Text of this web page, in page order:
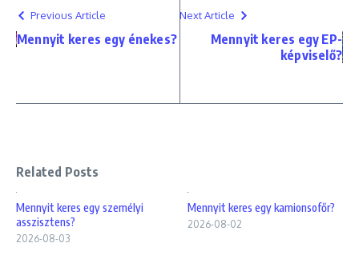
Previous Article
Mennyit keres egy énekes?
Next Article
Mennyit keres egy EP-
képviselő?
Related Posts
Mennyit keres egy személyi
asszisztens?
2026-08-03
Mennyit keres egy kamionsofőr?
2026-08-02